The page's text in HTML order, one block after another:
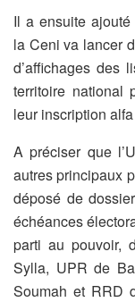
Il a ensuite ajouté
la Ceni va lancer
d’affichages des
territoire national
leur inscription
A préciser que
autres principaux
déposé de
échéances
parti au pouvoir,
Sylla, UPR de
Soumah et RRD